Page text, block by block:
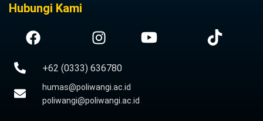
Hubungi Kami
+62 (0333) 636780
humas@poliwangi.ac.id
poliwangi@poliwangi.ac.id